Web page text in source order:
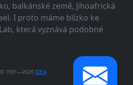
balkánské země, Jihoafrická
I proto máme blízko ke
která vyznává podobné
© 1991—2026 IDEA